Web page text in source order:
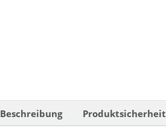
Beschreibung Produktsicherheit